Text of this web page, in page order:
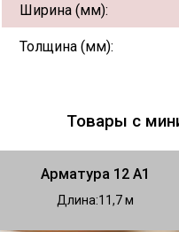
Ширина (мм):
Толщина (мм):
Товары с
Арматура 12 А1
Длина 11,7